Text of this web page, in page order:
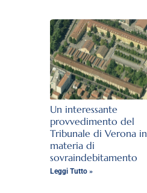
Un interessante
provvedimento del
Tribunale di Verona in
materia di
sovraindebitamento
Leggi Tutto »